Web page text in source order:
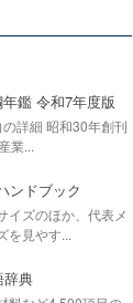
年鑑 令和7年度版
詳細 昭和30年創刊
業...
ンドブック
イズのほか、代表メ
を見やす...
辞典